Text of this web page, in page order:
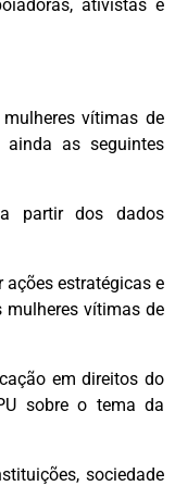
ativistas e
vítimas de
ainda as seguintes
partir dos dados
ações estratégicas e
vítimas de
em direitos do
sobre o tema da
sociedade